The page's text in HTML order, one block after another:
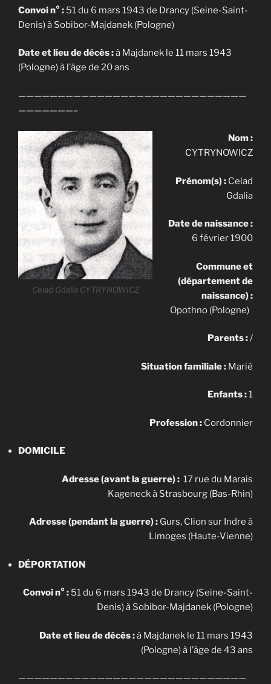
Convoi n° : 51 du 6 mars 1943 de Drancy (Seine-Saint-
Denis) à Sobibor-Majdanek (Pologne)
Date et lieu de décès :à Majdanek le 11 mars 1943
(Pologne) à l’âge de 20 ans
—————————————————————————————
———————–
Celad Gdalia CYTRYNOWICZ
Nom:
CYTRYNOWICZ
Prénom(s) : Celad
Gdalia
Date de naissance :
6 février 1900
Commune et
(département de
naissance) :
Opothno (Pologne)
Parents :/
Situation familiale : Marié
Enfants :1
Profession : Cordonnier
DOMICILE
Adresse (avant la guerre) : 17 rue du Marais
Kageneck à Strasbourg (Bas-Rhin)
Adresse (pendant la guerre) : Gurs, Clion sur Indre à
Limoges (Haute-Vienne)
DÉPORTATION
Convoi n° : 51 du 6 mars 1943 de Drancy (Seine-Saint-
Denis) à Sobibor-Majdanek (Pologne)
Date et lieu de décès :à Majdanek le 11 mars 1943
(Pologne) à l’âge de 43 ans
—————————————————————————————